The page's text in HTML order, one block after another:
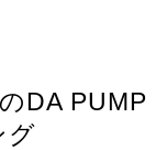
DA PUMP
グ